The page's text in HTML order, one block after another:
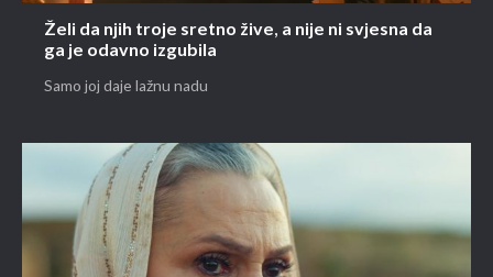
Želi da njih troje sretno žive, a nije ni svjesna da
ga je odavno izgubila
Samo joj daje lažnu nadu